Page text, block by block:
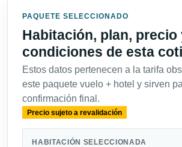
PAQUETE SELECCIONADO
Habitación, plan, precio
condiciones de esta
Estos datos pertenecen a la tarifa
este paquete vuelo + hotel y sirven
confirmación final.
Precio sujeto a revalidación
HABITACIÓN SELECCIONADA